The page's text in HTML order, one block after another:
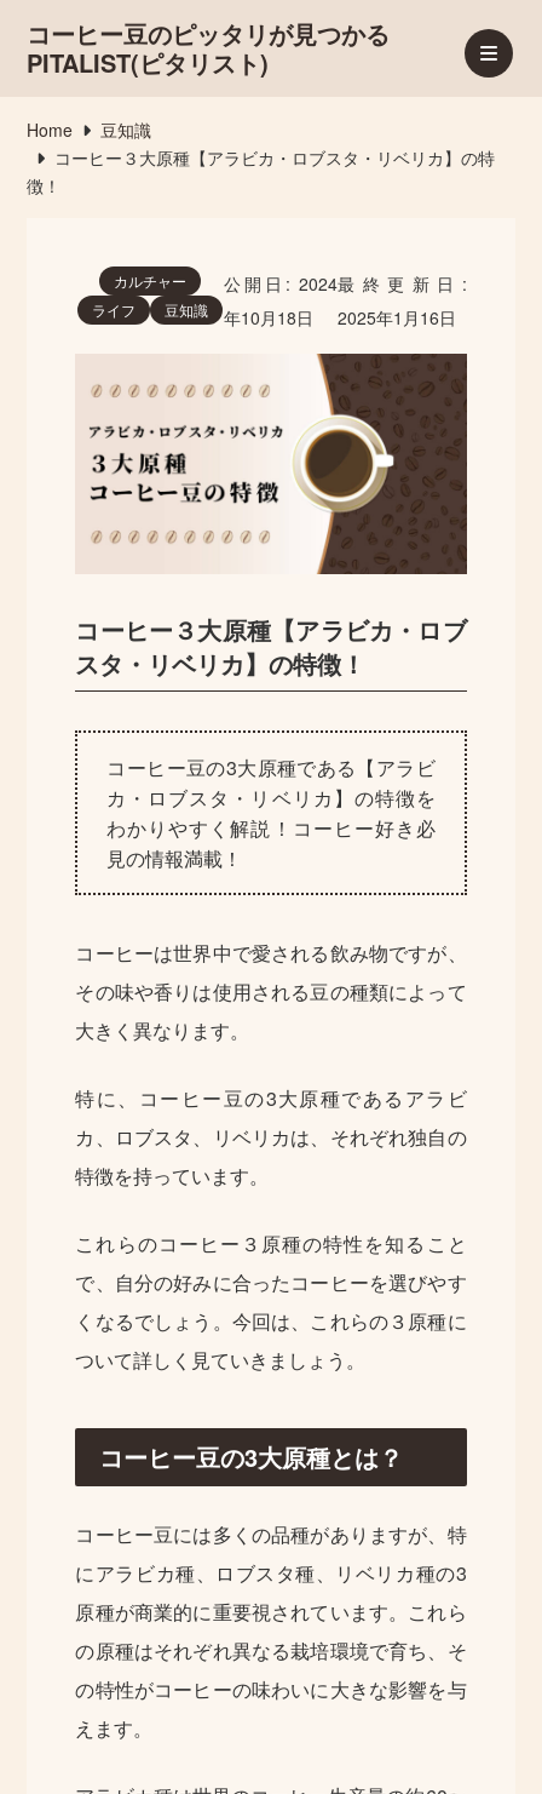
コーヒー豆のピッタリが見つかる
PITALIST(ピタリスト)
Home
豆知識
コーヒー３大原種【アラビカ・ロブスタ・リベリカ】の特
徴！
コーヒー３大原種【アラビカ・ロブ
スタ・リベリカ】の特徴！
カルチャー
ライフ
豆知識
公開日:2024
年10月18日
最終更新日:
2025年1月16日
コーヒー豆の3大原種である【アラビ
カ・ロブスタ・リベリカ】の特徴を
わかりやすく解説！コーヒー好き必
見の情報満載！
コーヒーは世界中で愛される飲み物ですが、
その味や香りは使用される豆の種類によって
大きく異なります。
特に、コーヒー豆の3大原種であるアラビ
カ、ロブスタ、リベリカは、それぞれ独自の
特徴を持っています。
これらのコーヒー３原種の特性を知ること
で、自分の好みに合ったコーヒーを選びやす
くなるでしょう。今回は、これらの３原種に
ついて詳しく見ていきましょう。
コーヒー豆の3大原種とは？
コーヒー豆には多くの品種がありますが、特
にアラビカ種、ロブスタ種、リベリカ種の3
原種が商業的に重要視されています。これら
の原種はそれぞれ異なる栽培環境で育ち、そ
の特性がコーヒーの味わいに大きな影響を与
えます。